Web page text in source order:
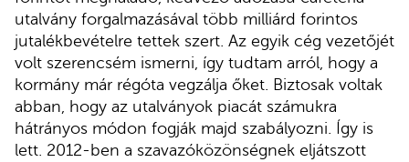
utalvány forgalmazásával több milliárd forintos
jutalékbevételre tettek szert. Az egyik cég vezetőjét
volt szerencsém ismerni, így tudtam arról, hogy a
kormány már régóta vegzálja őket. Biztosak voltak
abban, hogy az utalványok piacát számukra
hátrányos módon fogják majd szabályozni. Így is
lett. 2012-ben a szavazóközönségnek eljátszott